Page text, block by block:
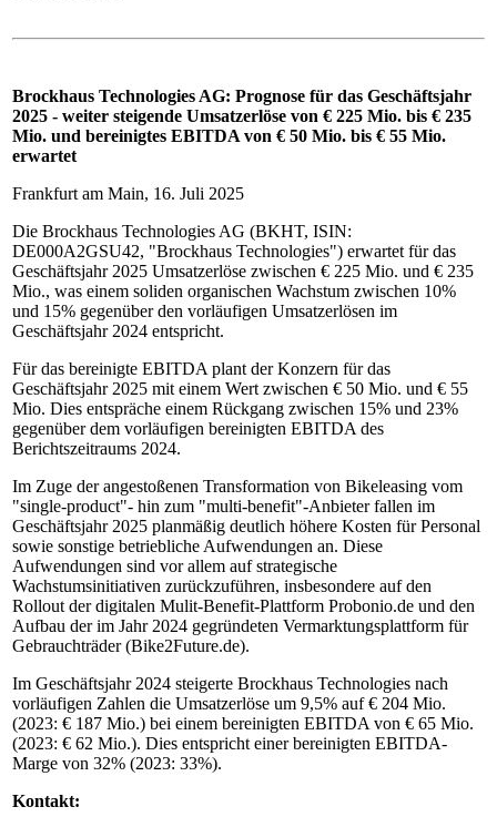
Brockhaus Technologies AG: Prognose für das Geschäftsjahr
2025 - weiter steigende Umsatzerlöse von € 225 Mio. bis € 235
Mio. und bereinigtes EBITDA von € 50 Mio. bis € 55 Mio.
erwartet
Frankfurt am Main, 16. Juli 2025
Die Brockhaus Technologies AG (BKHT, ISIN:
DE000A2GSU42, "Brockhaus Technologies") erwartet für das
Geschäftsjahr 2025 Umsatzerlöse zwischen € 225 Mio. und € 235
Mio., was einem soliden organischen Wachstum zwischen 10%
und 15% gegenüber den vorläufigen Umsatzerlösen im
Geschäftsjahr 2024 entspricht.
Für das bereinigte EBITDA plant der Konzern für das
Geschäftsjahr 2025 mit einem Wert zwischen € 50 Mio. und € 55
Mio. Dies entspräche einem Rückgang zwischen 15% und 23%
gegenüber dem vorläufigen bereinigten EBITDA des
Berichtszeitraums 2024.
Im Zuge der angestoßenen Transformation von Bikeleasing vom
"single-product"- hin zum "multi-benefit"-Anbieter fallen im
Geschäftsjahr 2025 planmäßig deutlich höhere Kosten für Personal
sowie sonstige betriebliche Aufwendungen an. Diese
Aufwendungen sind vor allem auf strategische
Wachstumsinitiativen zurückzuführen, insbesondere auf den
Rollout der digitalen Mulit-Benefit-Plattform Probonio.de und den
Aufbau der im Jahr 2024 gegründeten Vermarktungsplattform für
Gebrauchträder (Bike2Future.de).
Im Geschäftsjahr 2024 steigerte Brockhaus Technologies nach
vorläufigen Zahlen die Umsatzerlöse um 9,5% auf € 204 Mio.
(2023: € 187 Mio.) bei einem bereinigten EBITDA von € 65 Mio.
(2023: € 62 Mio.). Dies entspricht einer bereinigten EBITDA-
Marge von 32% (2023: 33%).
Kontakt: